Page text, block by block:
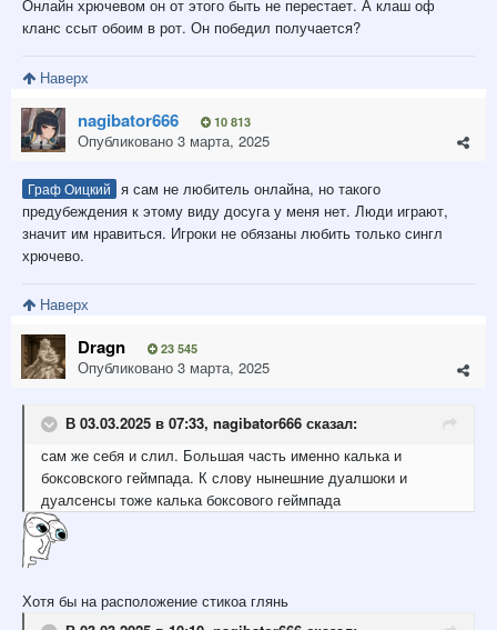
Онлайн хрючевом он от этого быть не перестает. А клаш оф
кланс ссыт обоим в рот. Он победил получается?
Наверх
nagibator666 10 813
Опубликовано 3 марта, 2025
Граф Оицкий
я сам не любитель онлайна, но такого
предубеждения к этому виду досуга у меня нет. Люди играют,
значит им нравиться. Игроки не обязаны любить только сингл
хрючево.
Наверх
Dragn 23 545
Опубликовано 3 марта, 2025
В 03.03.2025 в 07:33, nagibator666 сказал:
сам же себя и слил. Большая часть именно калька и
боксовского геймпада. К слову нынешние дуалшоки и
дуалсенсы тоже калька боксового геймпада
Хотя бы на расположение стикоа глянь